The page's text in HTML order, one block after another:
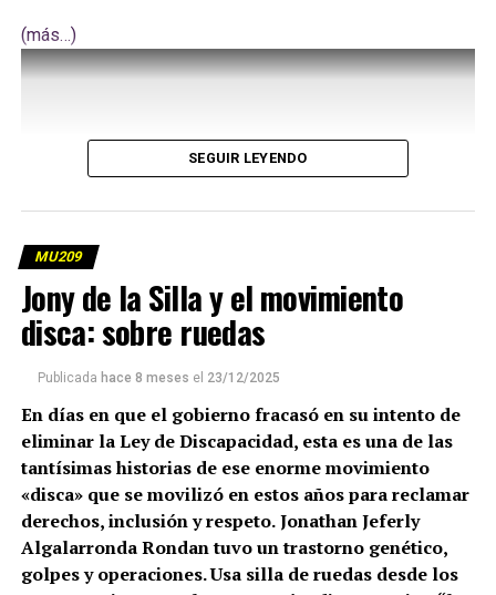
(más…)
SEGUIR LEYENDO
MU209
Jony de la Silla y el movimiento
disca: sobre ruedas
Publicada hace 8 meses el 23/12/2025
En días en que el gobierno fracasó en su intento de
eliminar la Ley de Discapacidad, esta es una de las
tantísimas historias de ese enorme movimiento
«disca» que se movilizó en estos años para reclamar
derechos, inclusión y respeto.Jonathan Jeferly
Algalarronda Rondan tuvo un trastorno genético,
golpes y operaciones. Usa silla de ruedas desde los